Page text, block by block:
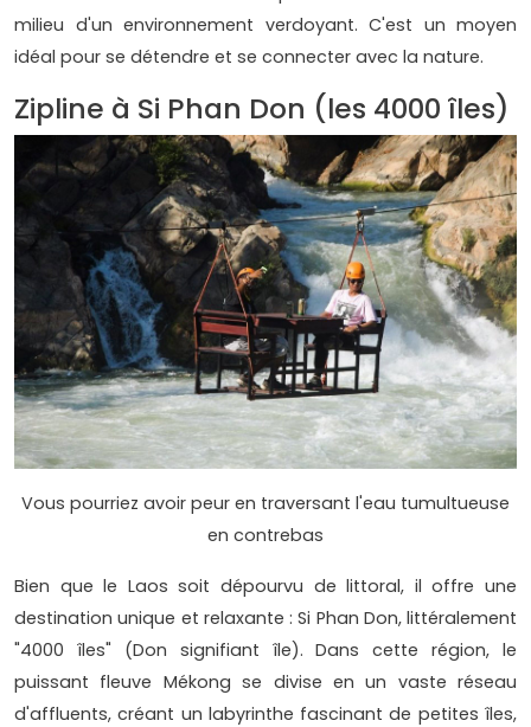
milieu d'un environnement verdoyant. C'est un moyen
idéal pour se détendre et se connecter avec la nature.
Zipline à Si Phan Don (les 4000 îles)
Vous pourriez avoir peur en traversant l'eau tumultueuse
en contrebas
Bien que le Laos soit dépourvu de littoral, il offre une
destination unique et relaxante : Si Phan Don, littéralement
"4000 îles" (Don signifiant île). Dans cette région, le
puissant fleuve Mékong se divise en un vaste réseau
d'affluents, créant un labyrinthe fascinant de petites îles,